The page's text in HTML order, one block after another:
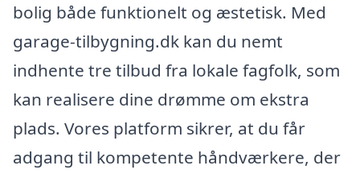
bolig både funktionelt og æstetisk. Med
garage-tilbygning.dk kan du nemt
indhente tre tilbud fra lokale fagfolk, som
kan realisere dine drømme om ekstra
plads. Vores platform sikrer, at du får
adgang til kompetente håndværkere, der